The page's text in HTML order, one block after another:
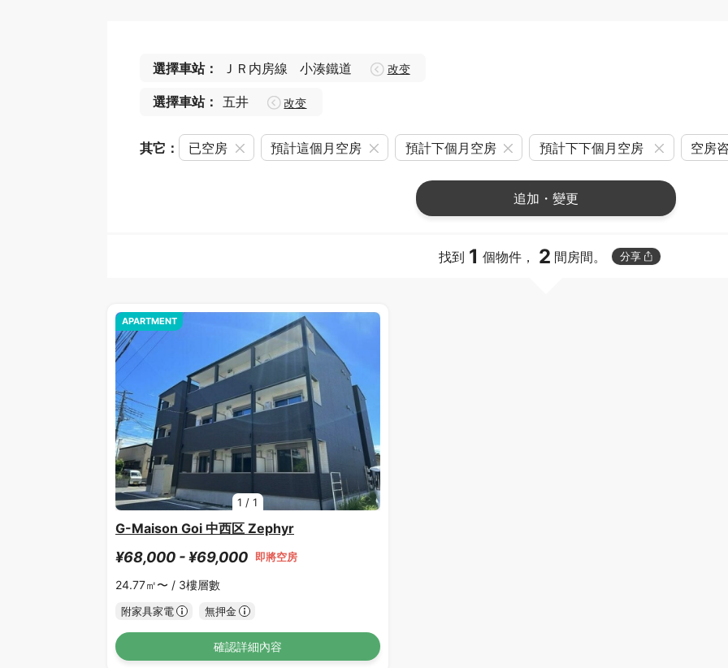
選擇車站： ＪＲ内房線 小湊鐵道 改变
選擇車站： 五井 改变
其它： 已空房 預計這個月空房 預計下個月空房 預計下下個月空房 空房
追加・變更
找到 1 個物件， 2 間房間。 分享
1 /1
APARTMENT
G-Maison Goi 中西区 Zephyr
¥68,000 - ¥69,000 即將空房
24.77㎡〜 / 3樓層數
附家具家電 無押金
確認詳細內容